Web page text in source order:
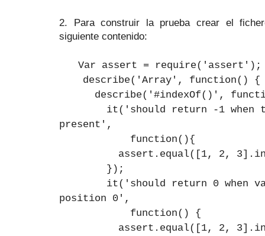
2. Para construir la prueba crear el
siguiente contenido:
Var assert =
describe('Array', function()
describe('#indexOf()',
it('should return -1 when
present',
function(){
assert.equal([1, 2,
});
it('should return 0 when
position 0',
function() {
assert.equal([1, 2,